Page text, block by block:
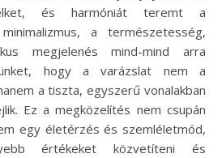
és harmóniát teremt a
a természetesség,
megjelenés mind-mind arra
hogy a varázslat nem a
a tiszta, egyszerű vonalakban
Ez a megközelítés nem csupán
egy életérzés és szemléletmód,
értékeket közvetíteni és